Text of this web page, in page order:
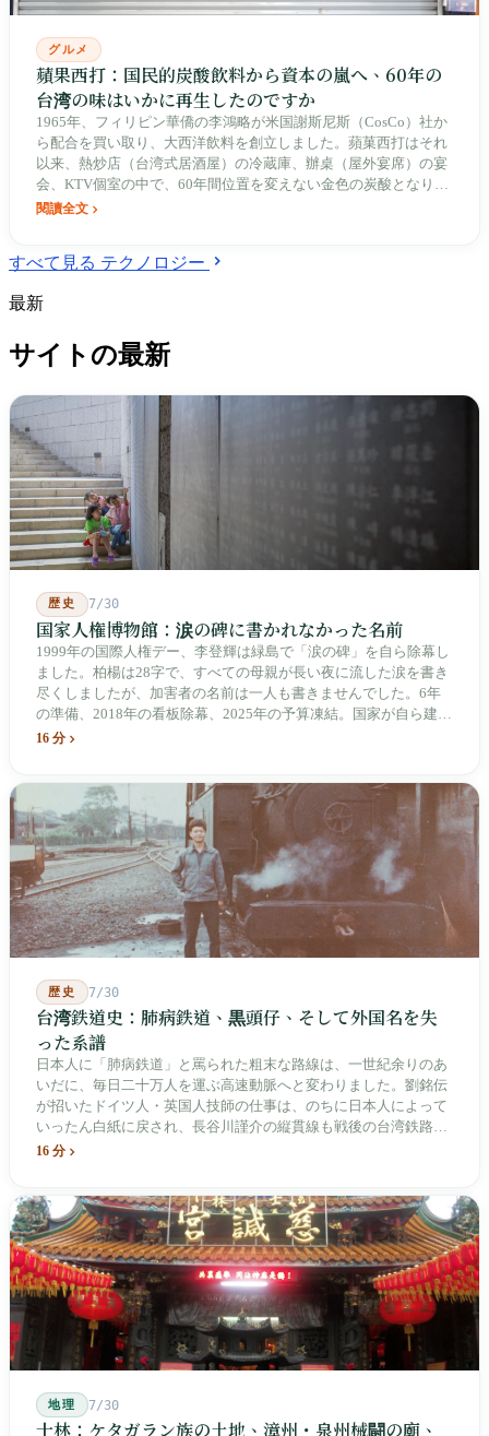
グルメ
蘋果西打：国民的炭酸飲料から資本の嵐へ、60年の
台湾の味はいかに再生したのですか
1965年、フィリピン華僑の李鴻略が米国謝斯尼斯（CosCo）社か
ら配合を買い取り、大西洋飲料を創立しました。蘋菓西打はそれ
以来、熱炒店（台湾式居酒屋）の冷蔵庫、辦桌（屋外宴席）の宴
会、KTV個室の中で、60年間位置を変えない金色の炭酸となりま
した。その商標は最初の30年間に3組の外国オーナーを渡り歩
自社工場の酵母菌とカビの生えた天井の下で二度つまずき、最後
いう重い復帰を支えました。
閱讀全文
すべて見る テクノロジー
最新
サイトの最新
歴史 7/30
国家人権博物館：涙の碑に書かれなかった名前
1999年の国際人権デー、李登輝は緑島で「涙の碑」を自ら除幕し
ました。柏楊は28字で、すべての母親が長い夜に流した涙を書き
尽くしましたが、加害者の名前は一人も書きませんでした。6年
の準備、2018年の看板除幕、2025年の予算凍結。国家が自ら建
て、自らが行ったことを記念する博物館です。しかし解厳から39
16 分
歴史 7/30
台湾鉄道史：肺病鉄道、黒頭仔、そして外国名を失
った系譜
日本人に「肺病鉄道」と罵られた粗末な路線は、一世紀余りのあ
いだに、毎日二十万人を運ぶ高速動脈へと変わりました。劉銘伝
が招いたドイツ人・英国人技師の仕事は、のちに日本人によって
いったん白紙に戻され、長谷川謹介の縦貫線も戦後の台湾鉄路に
よって改名・改番されました。どの世代も前の世代の記録を脚注
治スローガン、そしてようやくプユマ・タロコの世代になって、
先住民族の地名が再びレールの上に敷き戻されたのです。
16 分
地理 7/30
士林：ケタガラン族の土地、漳州・泉州械闘の廟、